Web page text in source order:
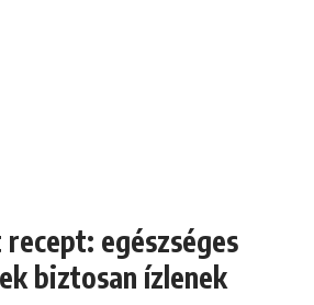
egészséges
biztosan ízlenek